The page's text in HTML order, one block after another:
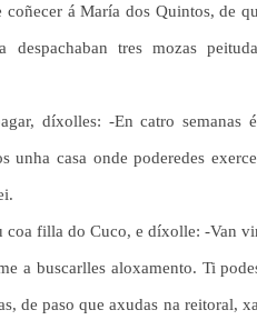
coñecer á María dos Quintos, de
tres mozas
díxolles: -En catro semanas
unha casa onde poderedes
filla do Cuco, e díxolle: -Van
a buscarlles aloxamento. Ti
de paso que axudas na reitoral,